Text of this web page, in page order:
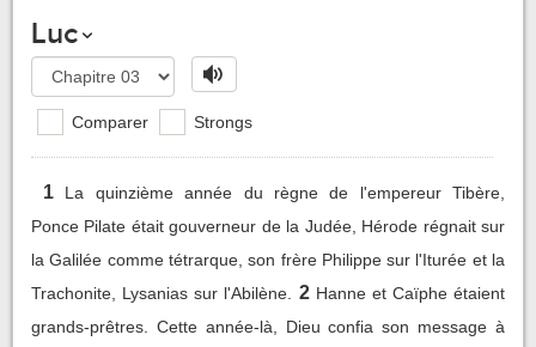
Luc
Comparer Strongs
1
La quinzième année du règne de l'empereur Tibère,
Ponce Pilate était gouverneur de la Judée, Hérode régnait sur
la Galilée comme tétrarque, son frère Philippe sur l'Iturée et la
Trachonite, Lysanias sur l'Abilène.
2 Hanne et Caïphe étaient
grands-prêtres. Cette année-là, Dieu confia son message à